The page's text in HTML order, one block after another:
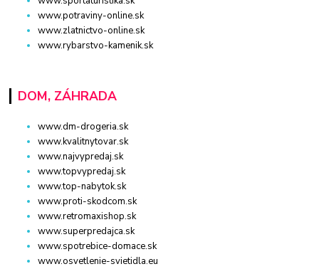
www.potraviny-online.sk
www.zlatnictvo-online.sk
www.rybarstvo-kamenik.sk
DOM, ZÁHRADA
www.dm-drogeria.sk
www.kvalitnytovar.sk
www.najvypredaj.sk
www.topvypredaj.sk
www.top-nabytok.sk
www.proti-skodcom.sk
www.retromaxishop.sk
www.superpredajca.sk
www.spotrebice-domace.sk
www.osvetlenie-svietidla.eu